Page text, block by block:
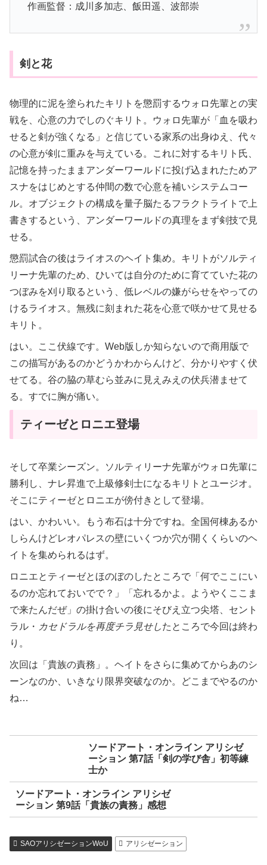
作画監督：成川多加志、飯田遥、波部崇
剣と花
物理的に泥を塗られたキリトを懲罰するウォロ先輩との実
戦を、心意の力でしのぐキリト。ウォロ先輩が「血を吸わ
せると剣が強くなる」と信じている家系の出身ゆえ、代々
の心意が剣に重みを与えている。これに対するキリト氏、
記憶を持ったままアンダーワールドに投げ込まれたためア
スナをはじめとする仲間の数で心意を補いシステムコー
ル。オブジェクトの構成を量子脳たるフラクトライトで上
書きするという、アンダーワールドの真理をまず剣技で見
せる。
懲罰試合の後はライオスのヘイト集め。キリトがソルティ
リーナ先輩のため、ひいては自分のために育てていた花の
つぼみを刈り取るという、低レベルの嫌がらせをやっての
けるライオス。無残に刻まれた花を心意で咲かせて見せる
キリト。
はい。ここ伏線です。Web版しか知らないので商用版で
この描写があるのかどうかわからんけど、分かりやすく伏
せてる。谷の脇の草むら並みに見えみえの伏兵潜ませて
る。すでに胸が痛い。
ティーゼとロニエ登場
そして卒業シーズン。ソルティリーナ先輩がウォロ先輩に
勝利し、ナレ昇進で上級修剣士になるキリトとユージオ。
そこにティーゼとロニエが傍付きとして登場。
はい、かわいい。もう布石は十分ですね。全国何棟あるか
しらんけどレオパレスの壁にいくつか穴が開くくらいのヘ
イトを集められるはず。
ロニエとティーゼとほのぼのしたところで「何でここにい
るのか忘れておいでで？」「忘れるかよ。ようやくここま
で来たんだぜ」の掛け合いの後にそびえ立つ尖塔、セント
ラル・ カセドラルを再度チラ見せしたところで今回は終わ
り。
次回は「貴族の責務」。ヘイトをさらに集めてからあのシ
ーンなのか、いきなり限界突破なのか。どこまでやるのか
ね…
ソードアート・オンライン アリシゼ
ーション 第7話「剣の学び舎」初等練
士か
ソードアート・オンライン アリシゼ
ーション 第9話「貴族の責務」感想
SAOアリシゼーションWoU アリシゼーション